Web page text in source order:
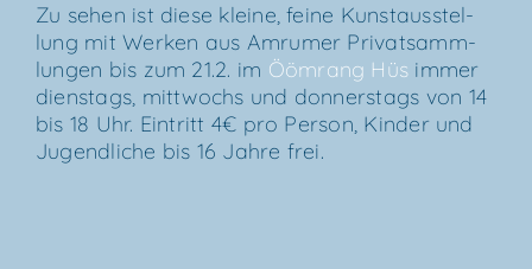
Zu sehen ist die­se klei­ne, fei­ne Kunst­aus­stel­
lung mit Wer­ken aus Amru­mer Pri­vat­samm­
lun­gen bis zum 21.2. im Ööm­rang Hüs immer
diens­tags, mitt­wochs und don­ners­tags von 14
bis 18 Uhr. Ein­tritt 4€ pro Per­son, Kin­der und
Jugend­li­che bis 16 Jah­re frei.